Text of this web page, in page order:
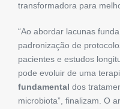
transformadora para
“Ao abordar lacunas
padronização de
pacientes e estudos
pode evoluir de uma
fundamental dos
microbiota”, finalizam. O